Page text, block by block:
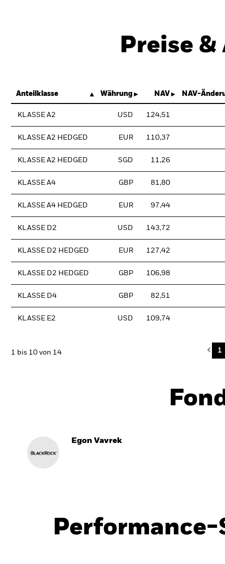
Preise
Anteilklasse Währung NAV NAV-
KLASSE A2 USD 124,51
KLASSE A2 HEDGED EUR 110,37
KLASSE A2 HEDGED SGD 11,26
KLASSE A4 GBP 81,80
KLASSE A4 HEDGED EUR 97,44
KLASSE D2 USD 143,72
KLASSE D2 HEDGED EUR 127,42
KLASSE D2 HEDGED GBP 106,98
KLASSE D4 GBP 82,51
KLASSE E2 USD 109,74
1 bis 10 von 14 1
Egon Vavrek
Performance-